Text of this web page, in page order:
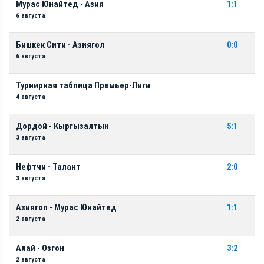
Мурас Юнайтед - Азия
6 августа
1:1
Бишкек Сити - Азиягол
6 августа
0:0
Турнирная таблица Премьер-Лиги
4 августа
Дордой - Кыргызалтын
3 августа
5:1
Нефтчи - Талант
3 августа
2:0
Азиягол - Мурас Юнайтед
2 августа
1:1
Алай - Озгон
2 августа
3:2